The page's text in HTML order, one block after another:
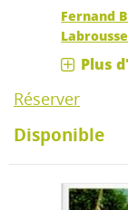
Fernand
Labrousse
Plus
Réserver
Disponible